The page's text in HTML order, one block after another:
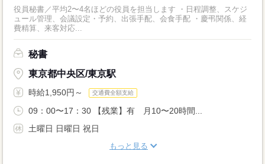
役員秘書／平均2〜4名ほどの役員を担当します ・日程調整、スケジ
ュール管理、会議設定・予約、出張手配、会食手配 ・慶弔関係、経
費精算、来客対応...
秘書
東京都中央区/東京駅
時給1,950円～ 交通費全額支給
09：00〜17：30 【残業】有 月10〜20時間...
土曜日 日曜日 祝日
もっと見る